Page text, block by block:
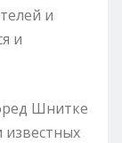
и
и
Шнитке
известных